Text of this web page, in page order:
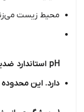
محیط زیست
دارد. این